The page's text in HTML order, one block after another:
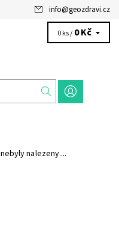
info@geozdravi.cz
0 ks / 0 Kč
nebyly nalezeny....